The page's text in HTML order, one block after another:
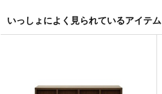
いっしょによく見られているアイテム